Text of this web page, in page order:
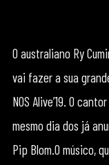
O australiano Ry
vai fazer a sua
NOS Alive’19. O
mesmo dia dos já
Pip Blom. ​O músico,